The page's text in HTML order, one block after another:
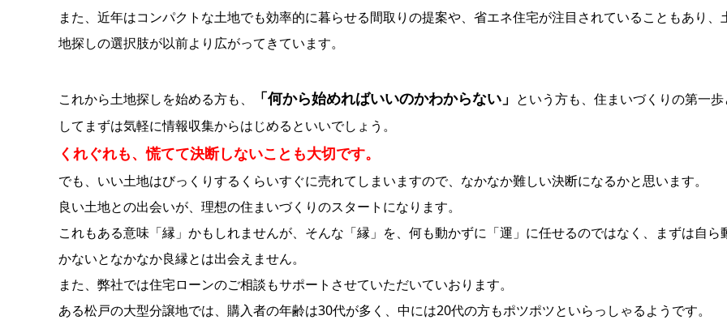
また、近年はコンパクトな土地でも効率的に暮らせる間取りの提案や、省エネ住宅が注目されていることもあり、
地探しの選択肢が以前より広がってきています。
これから土地探しを始める方も、 「何から始めればいいのかわからない」 という方も、住まいづくりの第一歩
してまずは気軽に情報収集からはじめるといいでしょう。
くれぐれも、慌てて決断しないことも大切です。
でも、いい土地はびっくりするくらいすぐに売れてしまいますので、なかなか難しい決断になるかと思います。
良い土地との出会いが、理想の住まいづくりのスタートになります。
これもある意味「縁」かもしれませんが、そんな「縁」を、何も動かずに「運」に任せるのではなく、まずは自ら
かないとなかなか良縁とは出会えません。
また、弊社では住宅ローンのご相談もサポートさせていただいていおります。
ある松戸の大型分譲地では、購入者の年齢は30代が多く、中には20代の方もポツポツといらっしゃるようです。